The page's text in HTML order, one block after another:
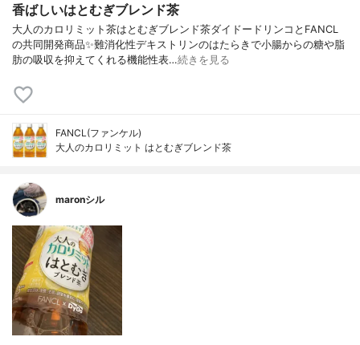
香ばしいはとむぎブレンド茶
大人のカロリミット茶はとむぎブレンド茶ダイドードリンコとFANCL
の共同開発商品✨難消化性デキストリンのはたらきで小腸からの糖や脂
肪の吸収を抑えてくれる機能性表…続きを見る
FANCL(ファンケル)
大人のカロリミット はとむぎブレンド茶
maronシル